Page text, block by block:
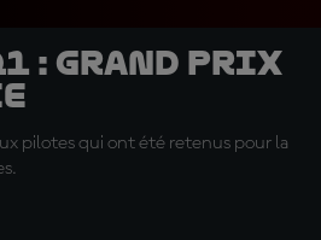
: Grand Prix
pilotes qui ont été retenus pour la